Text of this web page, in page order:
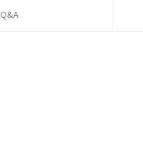
Q&A